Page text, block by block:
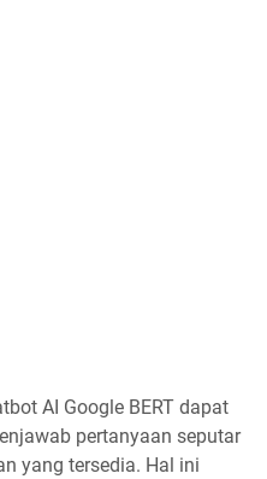
AI Google BERT dapat
pertanyaan seputar
yang tersedia. Hal ini